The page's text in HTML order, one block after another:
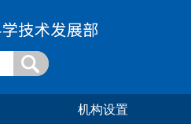
机构设置